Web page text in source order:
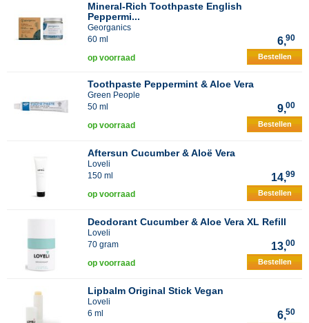
Mineral-Rich Toothpaste English
Peppermi...
Georganics
60 ml
6,90
op voorraad Bestellen
Toothpaste Peppermint & Aloe Vera
Green People
50 ml
9,00
op voorraad Bestellen
Aftersun Cucumber & Aloë Vera
Loveli
150 ml
14,99
op voorraad Bestellen
Deodorant Cucumber & Aloe Vera XL Refill
Loveli
70 gram
13,00
op voorraad Bestellen
Lipbalm Original Stick Vegan
Loveli
6 ml
6,50